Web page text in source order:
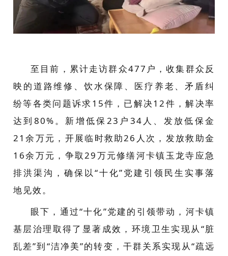
至目前，累计走访群众477户，收集群众反
映的道路维修、饮水保障、医疗养老、矛盾纠
纷等各类问题诉求15件，已解决12件，解决率
达到80%。新增低保23户34人、发放低保金
21余万元，开展临时救助26人次，发放救助金
16余万元，争取29万元修缮河卡镇玉龙寺应急
排洪渠沟，确保以“十化”党建引领民生实事落
地见效。
眼下，通过“十化”党建的引领带动，河卡镇
基层治理取得了显著成效，环境卫生实现从“脏
乱差”到“洁净美”的转变，干群关系实现从“疏远